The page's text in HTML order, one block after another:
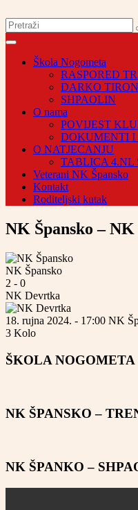
Škola Nogometa
RASPORED
DARKO
SHPAOLIN
O nama
POVIJEST
DOKUMENTI I
O NATJECANJU
TABLICA 4.NL
Veterani NK Špansko
Kontakt
Roditeljski kutak
NK Špansko – NK
NK Špansko
2 - 0
NK Devrtka
18. rujna 2024. - 17:00 NK
3 Kolo
ŠKOLA NOGOMETA
NK ŠPANSKO –
NK ŠPANKO –